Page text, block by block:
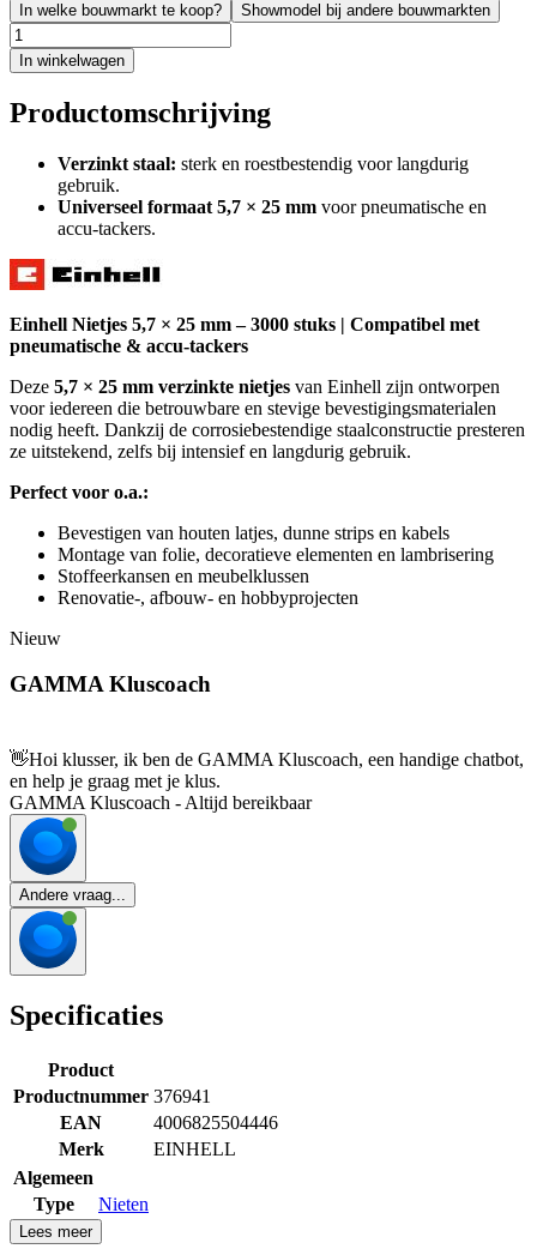
In welke bouwmarkt te koop? Showmodel bij andere bouwmarkten
In winkelwagen
Productomschrijving
Verzinkt staal: sterk en roestbestendig voor langdurig
gebruik.
Universeel formaat 5,7 × 25 mm voor pneumatische en
accu-tackers.
Einhell Nietjes 5,7 × 25 mm – 3000 stuks | Compatibel met
pneumatische & accu-tackers
Deze 5,7 × 25 mm verzinkte nietjes van Einhell zijn ontworpen
voor iedereen die betrouwbare en stevige bevestigingsmaterialen
nodig heeft. Dankzij de corrosiebestendige staalconstructie presteren
ze uitstekend, zelfs bij intensief en langdurig gebruik.
Perfect voor o.a.:
Bevestigen van houten latjes, dunne strips en kabels
Montage van folie, decoratieve elementen en lambrisering
Stoffeerkansen en meubelklussen
Renovatie-, afbouw- en hobbyprojecten
Nieuw
GAMMA Kluscoach
👋Hoi klusser, ik ben de GAMMA Kluscoach, een handige chatbot,
en help je graag met je klus.
GAMMA Kluscoach - Altijd bereikbaar
Andere vraag...
Specificaties
Product
Productnummer 376941
EAN
4006825504446
Merk
EINHELL
Algemeen
Type
Nieten
Lees meer